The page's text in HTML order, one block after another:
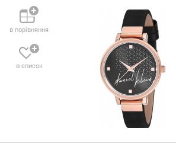
в порівняння
в список